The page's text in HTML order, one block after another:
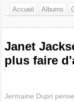
Accueil Albums
Janet
plus faire
Jermaine Dupri